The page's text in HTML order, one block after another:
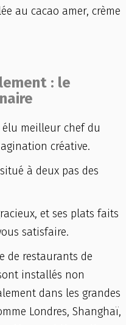
au cacao amer, crème
: le
élu meilleur chef du
créative.
à deux pas des
et ses plats faits
satisfaire.
de restaurants de
installés non
dans les grandes
Londres, Shanghaï,